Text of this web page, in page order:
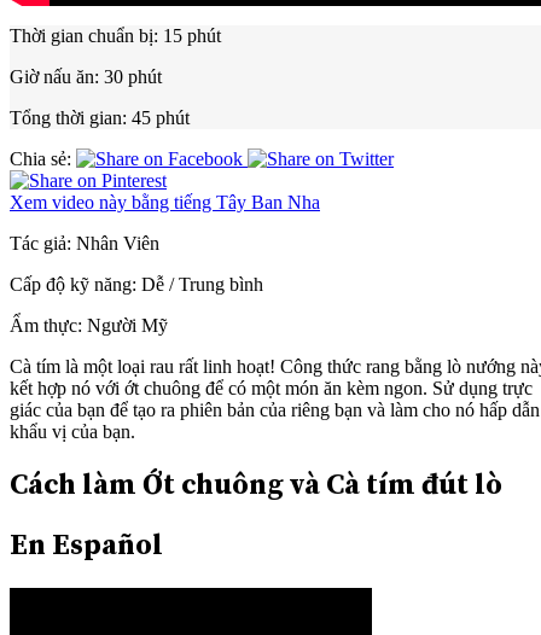
Thời gian chuẩn bị: 15 phút
Giờ nấu ăn: 30 phút
Tổng thời gian: 45 phút
Chia sẻ:
Xem video này bằng tiếng Tây Ban Nha
Tác giả: Nhân Viên
Cấp độ kỹ năng: Dễ / Trung bình
Ẩm thực: Người Mỹ
Cà tím là một loại rau rất linh hoạt! Công thức rang bằng lò nướng
kết hợp nó với ớt chuông để có một món ăn kèm ngon. Sử dụng trực
giác của bạn để tạo ra phiên bản của riêng bạn và làm cho nó hấp dẫn
khẩu vị của bạn.
Cách làm Ớt chuông và Cà tím đút lò
En Español